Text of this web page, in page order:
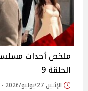
ملخص ٲحداث
الحلقة 9
الإثنين 27/يوليو/2026 - 11:51 ص